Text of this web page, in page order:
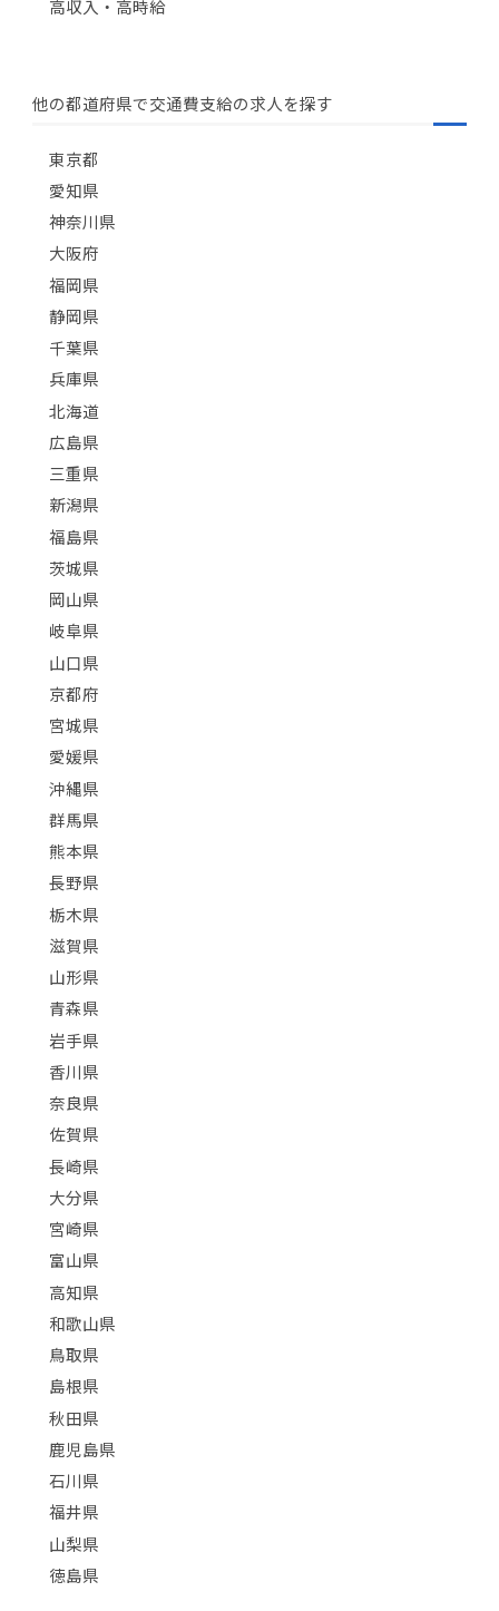
高収入・高時給
他の都道府県で交通費支給の求人を探す
東京都
愛知県
神奈川県
大阪府
福岡県
静岡県
千葉県
兵庫県
北海道
広島県
三重県
新潟県
福島県
茨城県
岡山県
岐阜県
山口県
京都府
宮城県
愛媛県
沖縄県
群馬県
熊本県
長野県
栃木県
滋賀県
山形県
青森県
岩手県
香川県
奈良県
佐賀県
長崎県
大分県
宮崎県
富山県
高知県
和歌山県
鳥取県
島根県
秋田県
鹿児島県
石川県
福井県
山梨県
徳島県